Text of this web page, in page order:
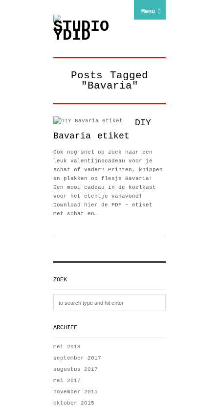
Menu
Posts Tagged
"Bavaria"
DIY
Bavaria etiket
Ook nog snel op zoek naar een
leuk valentijnscadeau voor je
schat of vader? Printen, knippen
en plakken op flesje Bavaria!
Een mooi cadeau in de koelkast
voor het etentje vanavond!
Download hier de PDF – etiket
met schat en…
ZOEK
ARCHIEF
mei 2019
september 2017
augustus 2017
mei 2017
november 2015
oktober 2015